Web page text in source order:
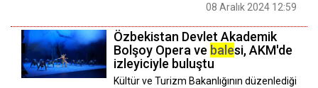
08 Aralık 2024 12:59
Özbekistan Devlet Akademik
Bolşoy Opera ve balesi, AKM'de
izleyiciyle buluştu
Kültür ve Turizm Bakanlığının düzenlediği